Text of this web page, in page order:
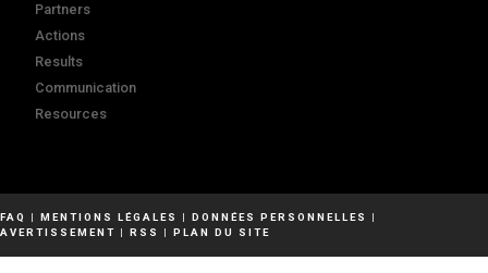
Partners
Actions
Results
Communication
Resources
FAQ | MENTIONS LÉGALES | DONNÉES PERSONNELLES
|
AVERTISSEMENT | RSS | PLAN DU SITE